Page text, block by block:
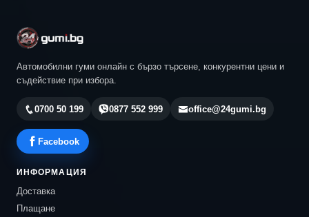
Автомобилни гуми онлайн с бързо търсене, конкурентни цени и
съдействие при избора.
0700 50 199 0877 552 999 office@24gumi.bg
Facebook
ИНФОРМАЦИЯ
Доставка
Плащане